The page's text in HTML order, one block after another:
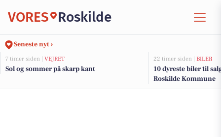
VORES Roskilde
Seneste nyt ›
7 timer siden | VEJRET
Sol og sommer på skarp kant
22 timer siden | BILER
10 dyreste biler til
Roskilde Kommune